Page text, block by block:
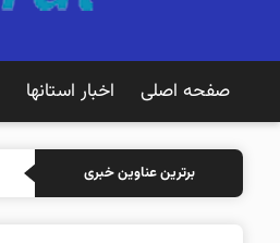
صفحه اصلی اخبار استانها
برترین عناوین خبری